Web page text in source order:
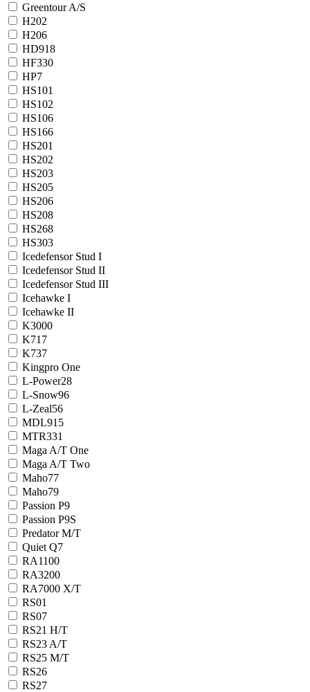
Greentour A/S
H202
H206
HD918
HF330
HP7
HS101
HS102
HS106
HS166
HS201
HS202
HS203
HS205
HS206
HS208
HS268
HS303
Icedefensor Stud I
Icedefensor Stud II
Icedefensor Stud III
Icehawke I
Icehawke II
K3000
K717
K737
Kingpro One
L-Power28
L-Snow96
L-Zeal56
MDL915
MTR331
Maga A/T One
Maga A/T Two
Maho77
Maho79
Passion P9
Passion P9S
Predator M/T
Quiet Q7
RA1100
RA3200
RA7000 X/T
RS01
RS07
RS21 H/T
RS23 A/T
RS25 M/T
RS26
RS27